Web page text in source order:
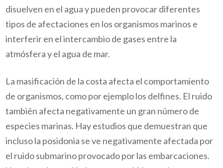
disuelven en el agua y pueden provocar diferentes
tipos de afectaciones en los organismos marinos e
interferir en el intercambio de gases entre la
atmósfera y el agua de mar.
La masificación de la costa afecta el comportamiento
de organismos, como por ejemplo los delfines. El ruido
también afecta negativamente un gran número de
especies marinas. Hay estudios que demuestran que
incluso la posidonia se ve negativamente afectada por
el ruido submarino provocado por las embarcaciones.